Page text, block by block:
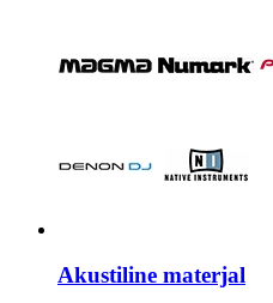
Akustiline materjal